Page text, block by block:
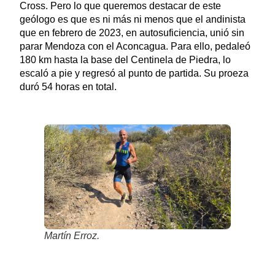
Cross. Pero lo que queremos destacar de este
geólogo es que es ni más ni menos que el andinista
que en febrero de 2023, en autosuficiencia, unió sin
parar Mendoza con el Aconcagua. Para ello, pedaleó
180 km hasta la base del Centinela de Piedra, lo
escaló a pie y regresó al punto de partida. Su proeza
duró 54 horas en total.
Martín Erroz.